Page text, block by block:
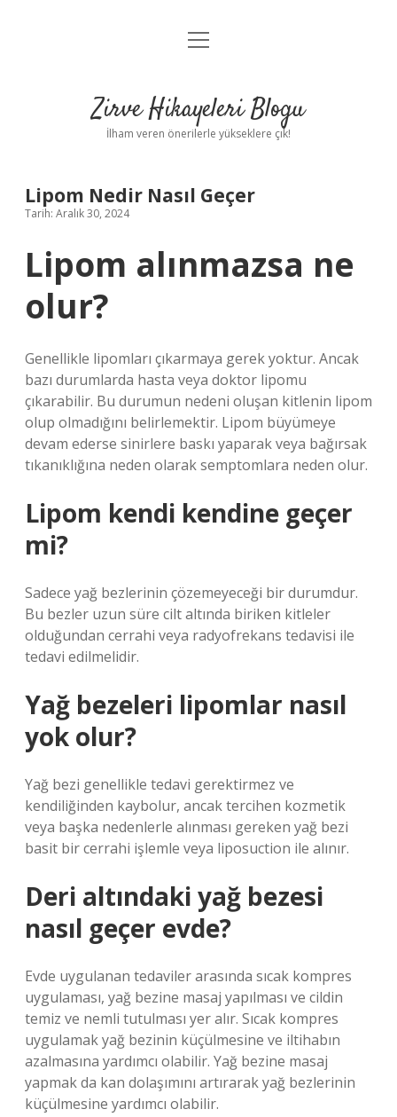
Anasayfa
Yasal Uyarı
menüyü
Zirve Hikayeleri Blogu
İlham veren önerilerle yükseklere çık!
Lipom Nedir Nasıl Geçer
Tarih: Aralık 30, 2024
Lipom alınmazsa ne
olur?
Genellikle lipomları çıkarmaya gerek yoktur. Ancak
bazı durumlarda hasta veya doktor lipomu
çıkarabilir. Bu durumun nedeni oluşan kitlenin lipom
olup olmadığını belirlemektir. Lipom büyümeye
devam ederse sinirlere baskı yaparak veya bağırsak
tıkanıklığına neden olarak semptomlara neden olur.
Lipom kendi kendine geçer
mi?
Sadece yağ bezlerinin çözemeyeceği bir durumdur.
Bu bezler uzun süre cilt altında biriken kitleler
olduğundan cerrahi veya radyofrekans tedavisi ile
tedavi edilmelidir.
Yağ bezeleri lipomlar nasıl
yok olur?
Yağ bezi genellikle tedavi gerektirmez ve
kendiliğinden kaybolur, ancak tercihen kozmetik
veya başka nedenlerle alınması gereken yağ bezi
basit bir cerrahi işlemle veya liposuction ile alınır.
Deri altındaki yağ bezesi
nasıl geçer evde?
Evde uygulanan tedaviler arasında sıcak kompres
uygulaması, yağ bezine masaj yapılması ve cildin
temiz ve nemli tutulması yer alır. Sıcak kompres
uygulamak yağ bezinin küçülmesine ve iltihabın
azalmasına yardımcı olabilir. Yağ bezine masaj
yapmak da kan dolaşımını artırarak yağ bezlerinin
küçülmesine yardımcı olabilir.